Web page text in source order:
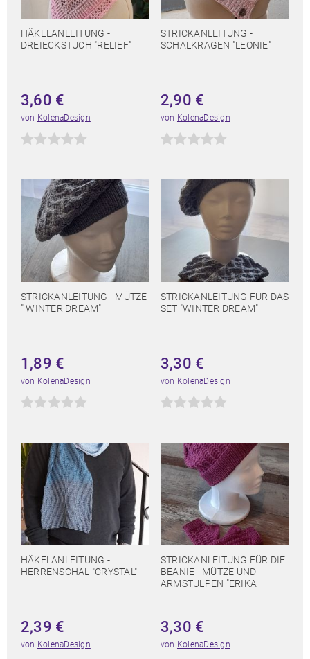
HÄKELANLEITUNG -
DREIECKSTUCH "RELIEF"
3,60 €
von KolenaDesign
STRICKANLEITUNG -
SCHALKRAGEN "LEONIE"
2,90 €
von KolenaDesign
STRICKANLEITUNG - MÜTZE
" WINTER DREAM"
1,89 €
von KolenaDesign
STRICKANLEITUNG FÜR DAS
SET "WINTER DREAM"
3,30 €
von KolenaDesign
HÄKELANLEITUNG -
HERRENSCHAL "CRYSTAL"
2,39 €
von KolenaDesign
STRICKANLEITUNG FÜR DIE
BEANIE - MÜTZE UND
ARMSTULPEN "ERIKA
3,30 €
von KolenaDesign